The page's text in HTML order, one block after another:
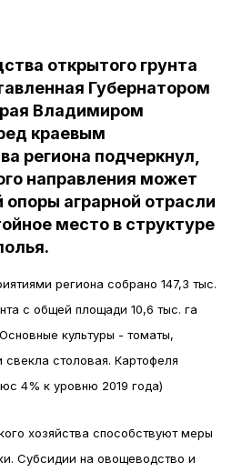
открытого грунта
Губернатором
Владимиром
краевым
региона подчеркнул,
направления может
опоры аграрной отрасли
место в структуре
региона собрано 147,3 тыс.
с общей площади 10,6 тыс. га
культуры - томаты,
свекла столовая. Картофеля
4% к уровню 2019 года)
хозяйства способствуют меры
Субсидии на овощеводство и